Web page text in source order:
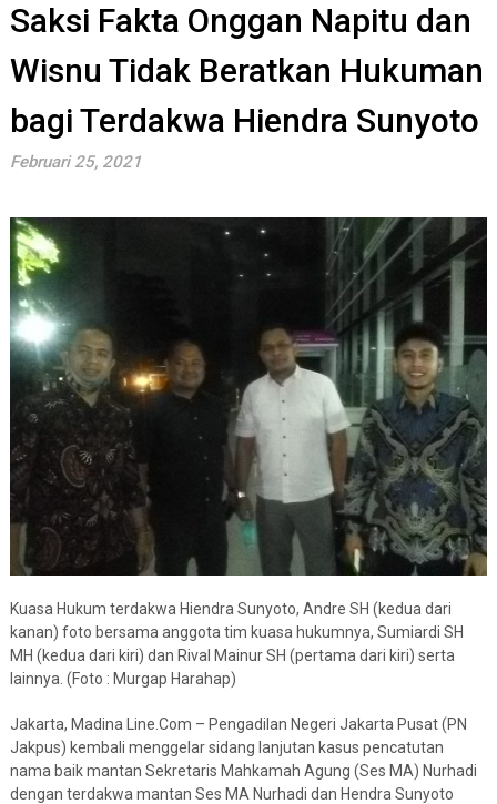
Saksi Fakta Onggan Napitu dan
Wisnu Tidak Beratkan Hukuman
bagi Terdakwa Hiendra Sunyoto
Februari 25, 2021
Kuasa Hukum terdakwa Hiendra Sunyoto, Andre SH (kedua dari
kanan) foto bersama anggota tim kuasa hukumnya, Sumiardi SH
MH (kedua dari kiri) dan Rival Mainur SH (pertama dari kiri) serta
lainnya. (Foto : Murgap Harahap)
Jakarta, Madina Line.Com – Pengadilan Negeri Jakarta Pusat (PN
Jakpus) kembali menggelar sidang lanjutan kasus pencatutan
nama baik mantan Sekretaris Mahkamah Agung (Ses MA) Nurhadi
dengan terdakwa mantan Ses MA Nurhadi dan Hendra Sunyoto